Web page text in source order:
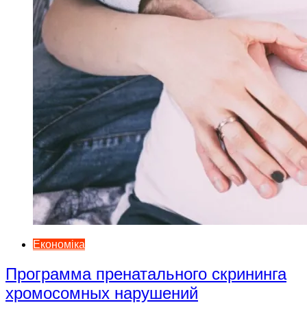
Економіка
Программа пренатального скрининга
хромосомных нарушений